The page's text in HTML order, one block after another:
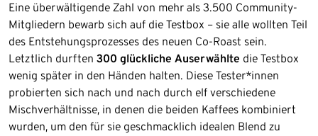
Eine überwältigende Zahl von mehr als 3.500 Community-
Mitgliedern bewarb sich auf die Testbox – sie alle wollten Teil
des Entstehungsprozesses des neuen Co-Roast sein.
Letztlich durften 300 glückliche Auserwählte die Testbox
wenig später in den Händen halten. Diese Tester*innen
probierten sich nach und nach durch elf verschiedene
Mischverhältnisse, in denen die beiden Kaffees kombiniert
wurden, um den für sie geschmacklich idealen Blend zu